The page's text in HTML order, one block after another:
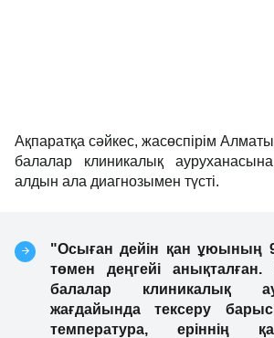
Ақпаратқа сәйкес, жасөспірім
балалар клиникалық
алдын ала диагнозымен түсті.
"Осыған дейін қан ұюының
төмен деңгейі
балалар клиникалық
жағдайында тексеру
температура, еріннің